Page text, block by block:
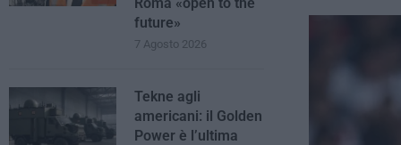
future»
7 Agosto 2026
Tekne agli
americani: il Golden
Power è l’ultima